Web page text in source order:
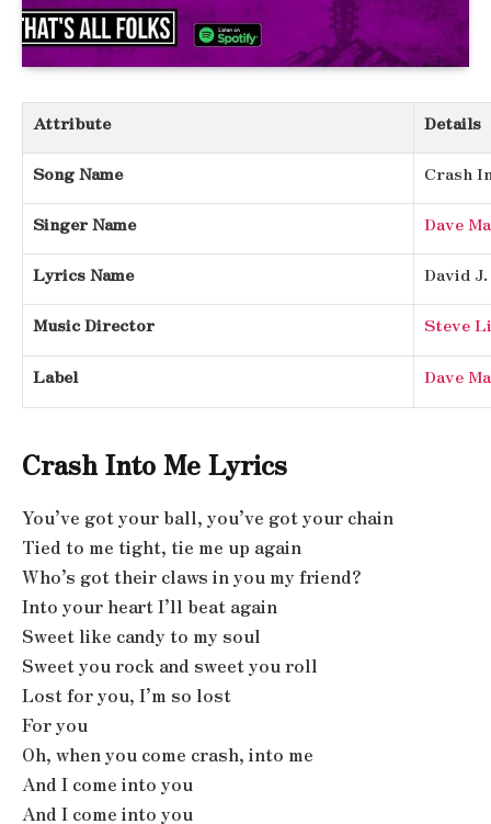
Attribute Details
Song Name Crash
Singer Name Dave
Lyrics Name David
Music Director Steve
Label Dave
Crash Into Me Lyrics
You’ve got your ball, you’ve got your chain
Tied to me tight, tie me up again
Who’s got their claws in you my friend?
Into your heart I’ll beat again
Sweet like candy to my soul
Sweet you rock and sweet you roll
Lost for you, I’m so lost
For you
Oh, when you come crash, into me
And I come into you
And I come into you